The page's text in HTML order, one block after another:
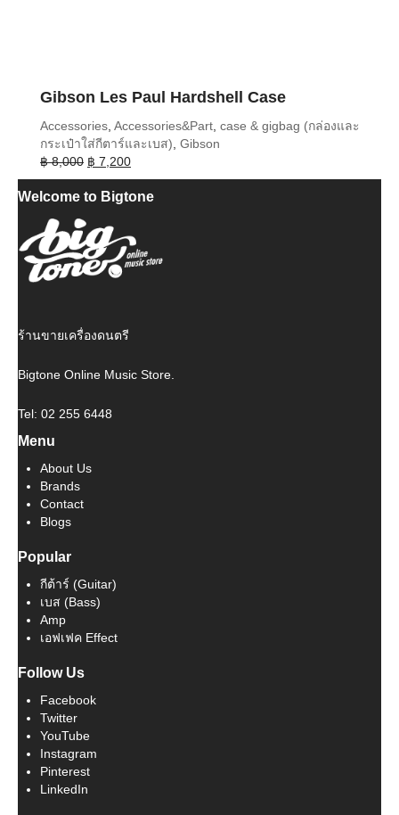
Gibson Les Paul Hardshell Case
Accessories, Accessories&Part, case & gigbag (กล่องและ
กระเป๋าใส่กีตาร์และเบส), Gibson
฿8,000 Original
price
was:
฿ 7,200Current
price
is:
Welcome to Bigtone
ร้านขายเครื่องดนตรี
Bigtone Online Music Store.
Tel: 02 255 6448
Menu
About Us
Brands
Contact
Blogs
Popular
กีต้าร์ (Guitar)
เบส (Bass)
Amp
เอฟเฟค Effect
Follow Us
Facebook
Twitter
YouTube
Instagram
Pinterest
LinkedIn